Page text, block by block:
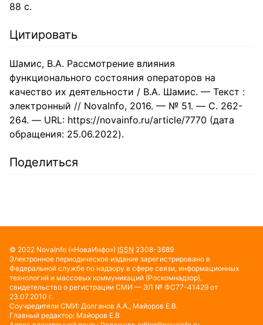
88 с.
Цитировать
Шамис, В.А. Рассмотрение влияния
функционального состояния операторов на
качество их деятельности / В.А. Шамис. — Текст :
электронный // NovaInfo, 2016. — № 51. — С. 262-
264. — URL: https://novainfo.ru/article/7770 (дата
обращения: 25.06.2022).
Поделиться
© 2022 NovaInfo («НоваИнфо») ISSN 2308-3689
Электронное периодическое издание зарегистрировано в
Федеральной службе по надзору в сфере связи, информационных
технологий и массовых коммуникаций (Роскомнадзор),
свидетельство о регистрации СМИ — ЭЛ № ФС77-41429 от
23.07.2010 г.
Соучредители СМИ: Долганов А.А., Майоров Е.В.
Главный редактор: Майоров Е.В